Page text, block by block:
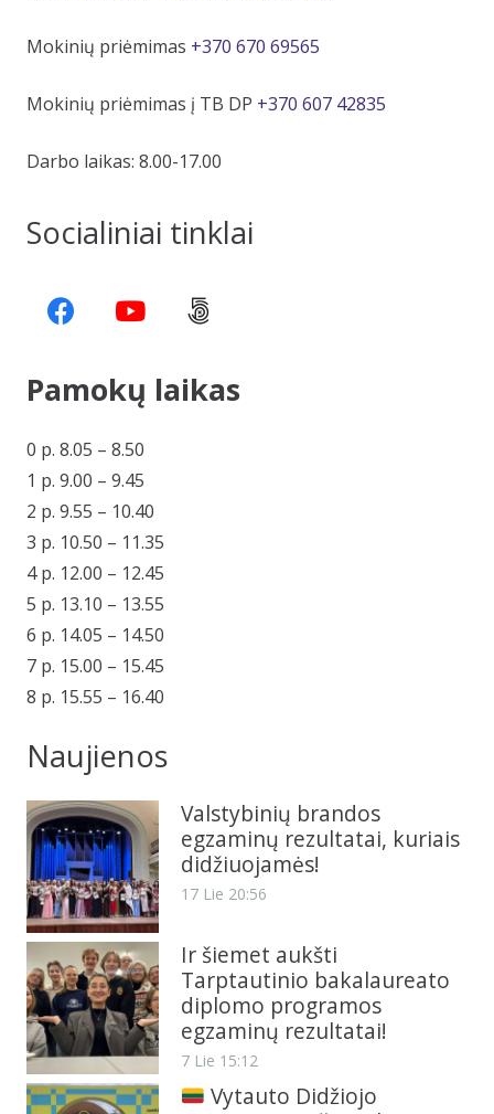
Mokinių priėmimas +370 670 69565
Mokinių priėmimas į TB DP +370 607 42835
Darbo laikas: 8.00-17.00
Socialiniai tinklai
Pamokų laikas
0 p. 8.05 – 8.50
1 p. 9.00 – 9.45
2 p. 9.55 – 10.40
3 p. 10.50 – 11.35
4 p. 12.00 – 12.45
5 p. 13.10 – 13.55
6 p. 14.05 – 14.50
7 p. 15.00 – 15.45
8 p. 15.55 – 16.40
Naujienos
Valstybinių brandos
egzaminų rezultatai, kuriais
didžiuojamės!
17 Lie 20:56
Ir šiemet aukšti
Tarptautinio bakalaureato
diplomo programos
egzaminų rezultatai!
7 Lie 15:12
Vytauto Didžiojo